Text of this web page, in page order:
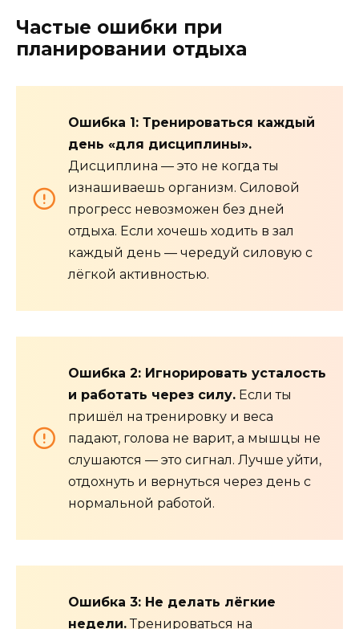
Частые ошибки при
планировании отдыха
Ошибка 1: Тренироваться каждый
день «для дисциплины».
Дисциплина — это не когда ты
изнашиваешь организм. Силовой
прогресс невозможен без дней
отдыха. Если хочешь ходить в зал
каждый день — чередуй силовую с
лёгкой активностью.
Ошибка 2: Игнорировать усталость
и работать через силу. Если ты
пришёл на тренировку и веса
падают, голова не варит, а мышцы не
слушаются — это сигнал. Лучше уйти,
отдохнуть и вернуться через день с
нормальной работой.
Ошибка 3: Не делать лёгкие
недели.Тренироваться на